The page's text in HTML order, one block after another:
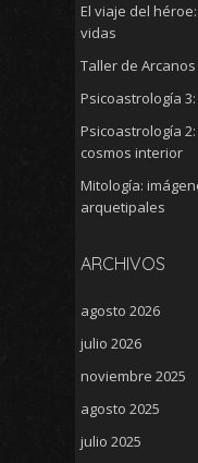
El viaje del
vidas
Taller de
Psicoastrología
Psicoastrología
cosmos interior
Mitología:
arquetipales
ARCHIVOS
agosto 2026
julio 2026
noviembre 2025
agosto 2025
julio 2025